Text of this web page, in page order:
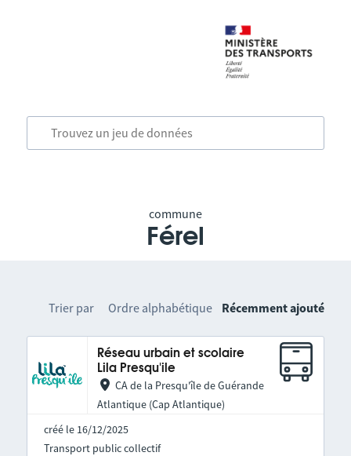
commune
Férel
Trier par Ordre alphabétique Récemment ajouté
Réseau urbain et scolaire
Lila Presqu'ile
CA de la Presqu'île de Guérande
Atlantique (Cap Atlantique)
créé le 16/12/2025
Transport public collectif